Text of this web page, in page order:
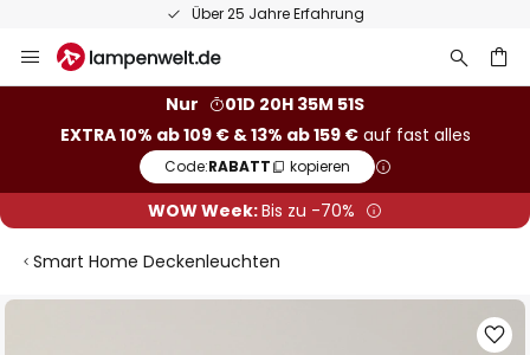
Über 25 Jahre Erfahrung
Inhalt
Nur
01D 20H 35M 50S
EXTRA 10% ab 109 € & 13% ab 159 €auf fast alles
Code:RABATT kopieren
WOW Week:Bis zu -70%
Smart Home Deckenleuchten
Zum